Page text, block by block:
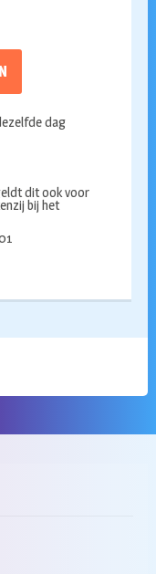
dag
dit ook voor
bij het